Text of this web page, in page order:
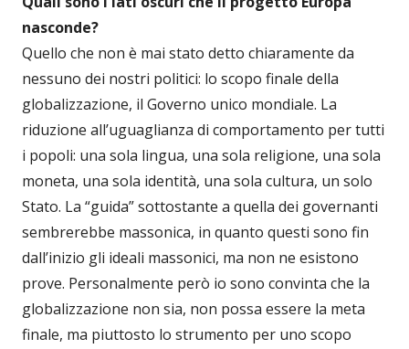
nasconde?
Quello che non è mai stato detto chiaramente da
nessuno dei nostri politici: lo scopo finale della
globalizzazione, il Governo unico mondiale. La
riduzione all’uguaglianza di comportamento per tutti
i popoli: una sola lingua, una sola religione, una sola
moneta, una sola identità, una sola cultura, un solo
Stato. La “guida” sottostante a quella dei governanti
sembrerebbe massonica, in quanto questi sono fin
dall’inizio gli ideali massonici, ma non ne esistono
prove. Personalmente però io sono convinta che la
globalizzazione non sia, non possa essere la meta
finale, ma piuttosto lo strumento per uno scopo